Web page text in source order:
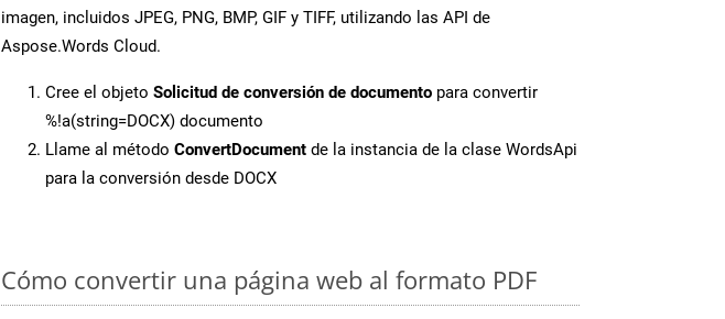
imagen, incluidos JPEG, PNG, BMP, GIF y TIFF, utilizando las API de
Aspose.Words Cloud.
Cree el objeto Solicitud de conversión de documento para convertir
%!a(string=DOCX) documento
Llame al método ConvertDocument de la instancia de la clase WordsApi
para la conversión desde DOCX
Cómo convertir una página web al formato PDF